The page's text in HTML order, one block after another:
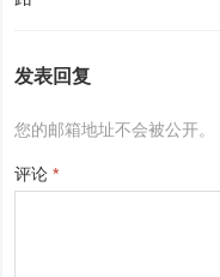
发表回复
您的邮箱地址不会被公开。
评论*